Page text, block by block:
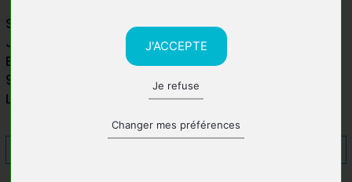
J'ACCEPTE
Je refuse
Changer mes préférences
Salon du Livre Athéna
Jardins de la plage
Boulevard Hubert Deslisle - Front de mer
97410 Saint-Pierre
La Réunion